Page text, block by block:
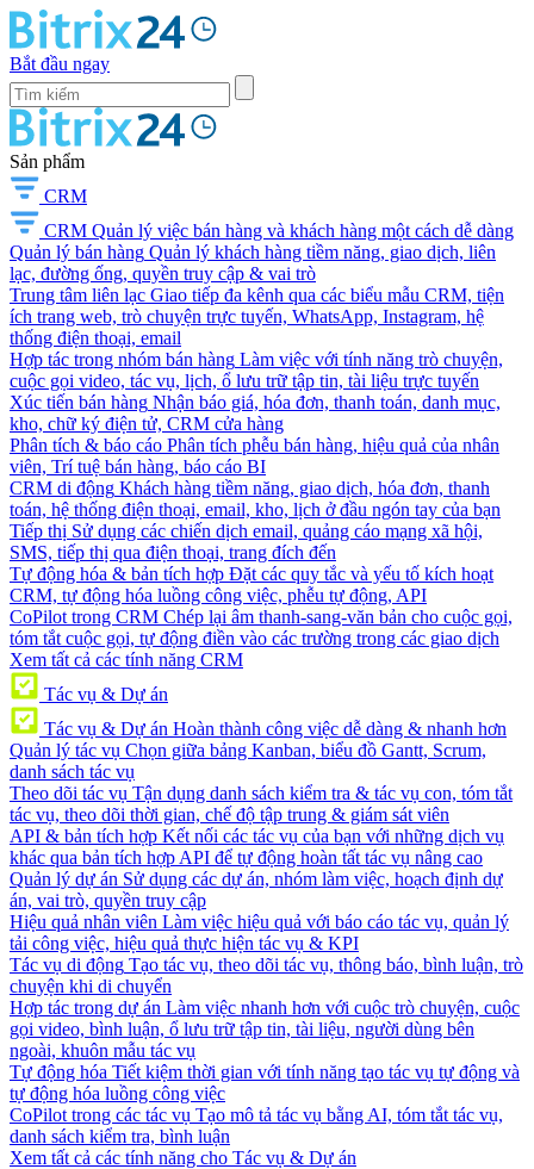
Bắt đầu ngay
Sản phẩm
CRM
CRM Quản lý việc bán hàng và khách hàng một cách dễ dàng
Quản lý bán hàng Quản lý khách hàng tiềm năng, giao dịch, liên
lạc, đường ống, quyền truy cập & vai trò
Trung tâm liên lạc Giao tiếp đa kênh qua các biểu mẫu CRM, tiện
ích trang web, trò chuyện trực tuyến, WhatsApp, Instagram, hệ
thống điện thoại, email
Hợp tác trong nhóm bán hàng Làm việc với tính năng trò chuyện,
cuộc gọi video, tác vụ, lịch, ổ lưu trữ tập tin, tài liệu trực tuyến
Xúc tiến bán hàng Nhận báo giá, hóa đơn, thanh toán, danh mục,
kho, chữ ký điện tử, CRM cửa hàng
Phân tích & báo cáo Phân tích phễu bán hàng, hiệu quả của nhân
viên, Trí tuệ bán hàng, báo cáo BI
CRM di động Khách hàng tiềm năng, giao dịch, hóa đơn, thanh
toán, hệ thống điện thoại, email, kho, lịch ở đầu ngón tay của bạn
Tiếp thị Sử dụng các chiến dịch email, quảng cáo mạng xã hội,
SMS, tiếp thị qua điện thoại, trang đích đến
Tự động hóa & bản tích hợp Đặt các quy tắc và yếu tố kích hoạt
CRM, tự động hóa luồng công việc, phễu tự động, API
CoPilot trong CRM Chép lại âm thanh-sang-văn bản cho cuộc gọi,
tóm tắt cuộc gọi, tự động điền vào các trường trong các giao dịch
Xem tất cả các tính năng CRM
Tác vụ & Dự án
Tác vụ & Dự án Hoàn thành công việc dễ dàng & nhanh hơn
Quản lý tác vụ Chọn giữa bảng Kanban, biểu đồ Gantt, Scrum,
danh sách tác vụ
Theo dõi tác vụ Tận dụng danh sách kiểm tra & tác vụ con, tóm tắt
tác vụ, theo dõi thời gian, chế độ tập trung & giám sát viên
API & bản tích hợp Kết nối các tác vụ của bạn với những dịch vụ
khác qua bản tích hợp API để tự động hoàn tất tác vụ nâng cao
Quản lý dự án Sử dụng các dự án, nhóm làm việc, hoạch định dự
án, vai trò, quyền truy cập
Hiệu quả nhân viên Làm việc hiệu quả với báo cáo tác vụ, quản lý
tải công việc, hiệu quả thực hiện tác vụ & KPI
Tác vụ di động Tạo tác vụ, theo dõi tác vụ, thông báo, bình luận, trò
chuyện khi di chuyển
Hợp tác trong dự án Làm việc nhanh hơn với cuộc trò chuyện, cuộc
gọi video, bình luận, ổ lưu trữ tập tin, tài liệu, người dùng bên
ngoài, khuôn mẫu tác vụ
Tự động hóa Tiết kiệm thời gian với tính năng tạo tác vụ tự động và
tự động hóa luồng công việc
CoPilot trong các tác vụ Tạo mô tả tác vụ bằng AI, tóm tắt tác vụ,
danh sách kiểm tra, bình luận
Xem tất cả các tính năng cho Tác vụ & Dự án